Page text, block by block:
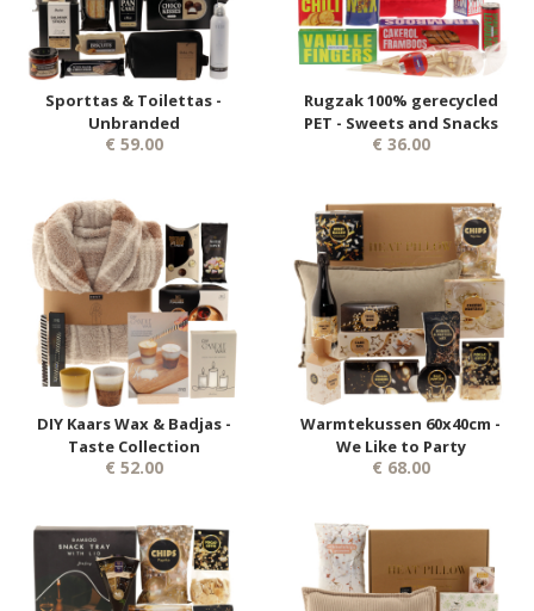
Sporttas & Toilettas -
Unbranded
€ 59.00
Rugzak 100% gerecycled
PET - Sweets and Snacks
€ 36.00
DIY Kaars Wax & Badjas -
Taste Collection
€ 52.00
Warmtekussen 60x40cm -
We Like to Party
€ 68.00